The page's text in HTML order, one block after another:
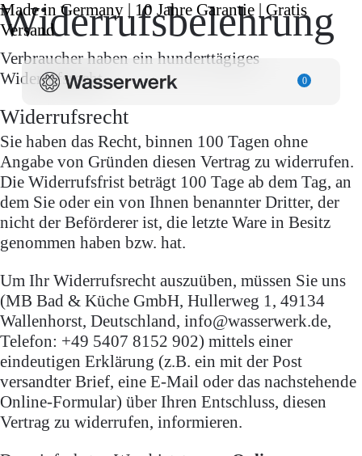
Made in Germany | 10 Jahre Garantie | Gratis
Versand
0
Widerrufsbelehrung
Verbraucher haben ein hunderttägiges
Widerrufsrecht.
Widerrufsrecht
Sie haben das Recht, binnen 100 Tagen ohne
Angabe von Gründen diesen Vertrag zu widerrufen.
Die Widerrufsfrist beträgt 100 Tage ab dem Tag, an
dem Sie oder ein von Ihnen benannter Dritter, der
nicht der Beförderer ist, die letzte Ware in Besitz
genommen haben bzw. hat.
Um Ihr Widerrufsrecht auszuüben, müssen Sie uns
(MB Bad & Küche GmbH, Hullerweg 1, 49134
Wallenhorst, Deutschland, info@wasserwerk.de,
Telefon: +49 5407 8152 902) mittels einer
eindeutigen Erklärung (z.B. ein mit der Post
versandter Brief, eine E-Mail oder das nachstehende
Online-Formular) über Ihren Entschluss, diesen
Vertrag zu widerrufen, informieren.